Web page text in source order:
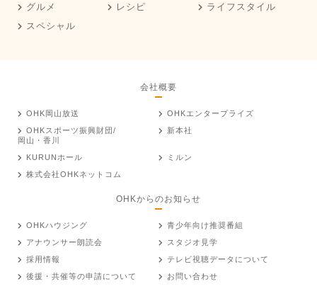
グルメ
レシピ
ライフスタイル
スペシャル
会社概要
OHK岡山放送
OHKエンタープライズ
OHKスポーツ振興財団/
岡山・香川
新本社
KURUNホール
ミルン
株式会社OHKネットコム
OHKからのお知らせ
OHKハウジング
青少年向け推奨番組
アナウンサー朗読会
スタジオ見学
採用情報
テレビ視聴データについて
後援・共催等の申請について
お問い合わせ